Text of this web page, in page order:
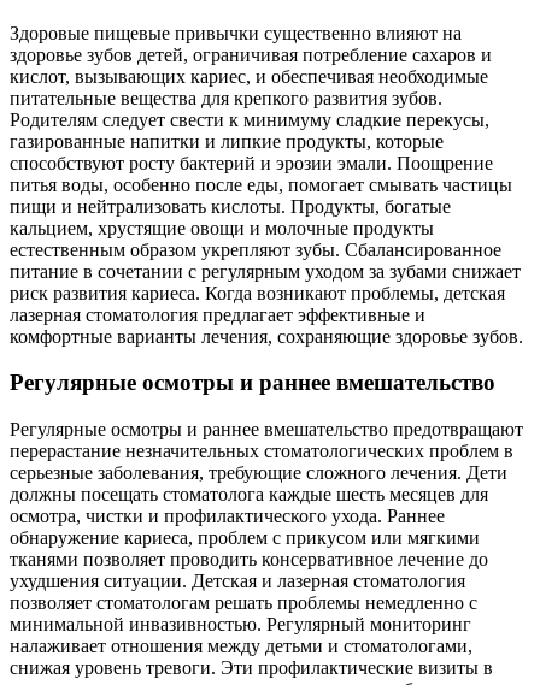
Здоровые пищевые привычки существенно влияют на
здоровье зубов детей, ограничивая потребление сахаров и
кислот, вызывающих кариес, и обеспечивая необходимые
питательные вещества для крепкого развития зубов.
Родителям следует свести к минимуму сладкие перекусы,
газированные напитки и липкие продукты, которые
способствуют росту бактерий и эрозии эмали. Поощрение
питья воды, особенно после еды, помогает смывать частицы
пищи и нейтрализовать кислоты. Продукты, богатые
кальцием, хрустящие овощи и молочные продукты
естественным образом укрепляют зубы. Сбалансированное
питание в сочетании с регулярным уходом за зубами снижает
риск развития кариеса. Когда возникают проблемы, детская
лазерная стоматология предлагает эффективные и
комфортные варианты лечения, сохраняющие здоровье зубов.
Регулярные осмотры и раннее вмешательство
Регулярные осмотры и раннее вмешательство предотвращают
перерастание незначительных стоматологических проблем в
серьезные заболевания, требующие сложного лечения. Дети
должны посещать стоматолога каждые шесть месяцев для
осмотра, чистки и профилактического ухода. Раннее
обнаружение кариеса, проблем с прикусом или мягкими
тканями позволяет проводить консервативное лечение до
ухудшения ситуации. Детская и лазерная стоматология
позволяет стоматологам решать проблемы немедленно с
минимальной инвазивностью. Регулярный мониторинг
налаживает отношения между детьми и стоматологами,
снижая уровень тревоги. Эти профилактические визиты в